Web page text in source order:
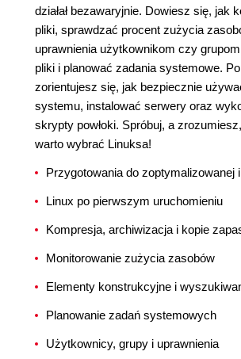
działał bezawaryjnie. Dowiesz się, jak
pliki, sprawdzać procent zużycia
uprawnienia użytkownikom czy
pliki i planować zadania systemowe.
zorientujesz się, jak bezpiecznie
systemu, instalować serwery oraz
skrypty powłoki. Spróbuj, a
warto wybrać Linuksa!
Przygotowania do zoptymalizowanej
Linux po pierwszym uruchomieniu
Kompresja, archiwizacja i kopie
Monitorowanie zużycia zasobów
Elementy konstrukcyjne i
Planowanie zadań systemowych
Użytkownicy, grupy i uprawnienia